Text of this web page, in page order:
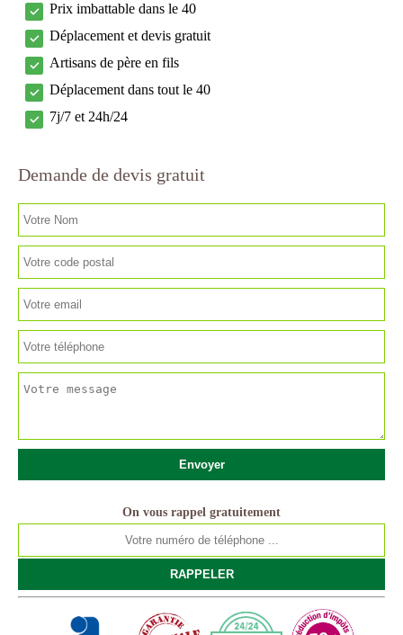
Prix imbattable dans le 40
Déplacement et devis gratuit
Artisans de père en fils
Déplacement dans tout le 40
7j/7 et 24h/24
Demande de devis gratuit
On vous rappel gratuitement